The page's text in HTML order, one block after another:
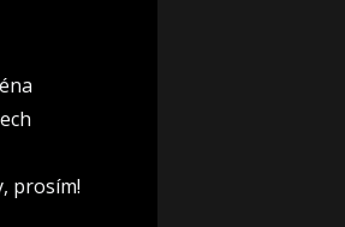
prosím!